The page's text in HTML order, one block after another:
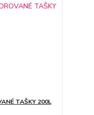
TAŠKY 200L